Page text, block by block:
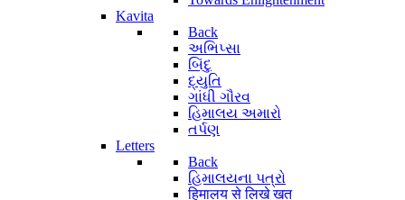
Kavita
Back
અભિપ્સા
બિંદુ
દ્યુતિ
ગાંધી ગૌરવ
હિમાલય અમારો
તર્પણ
Letters
Back
હિમાલયના પત્રો
हिमालय से लिखे खत